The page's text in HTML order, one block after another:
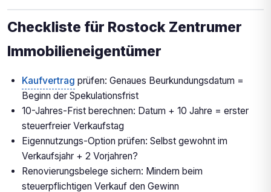
Checkliste für Rostock Zentrumer
Immobilieneigentümer
Kaufvertrag prüfen: Genaues Beurkundungsdatum =
Beginn der Spekulationsfrist
10-Jahres-Frist berechnen: Datum + 10 Jahre = erster
steuerfreier Verkaufstag
Eigennutzungs-Option prüfen: Selbst gewohnt im
Verkaufsjahr + 2 Vorjahren?
Renovierungsbelege sichern: Mindern beim
steuerpflichtigen Verkauf den Gewinn